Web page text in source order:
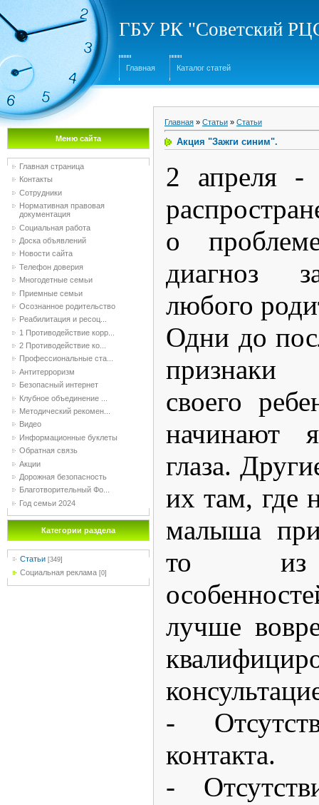
ГБУ РК "Советский
Главная Каталог статей
Меню сайта
Главная страница
Контакты
Сотрудники
Нормативная правовая
документация
Социальная работа
Доска объявлений
Новости сайта
Телефон доверия
Многодетные семьи
Приемные семьи
Осознанное родительство
Реабилитация и ресоц...
1 Противодействие корр...
2 Противодействие ко...
Профессиональные ста...
Антитерроризм
Безопасный интернет
Клубное объединение ...
Методический рекомен...
Видео
Информационные буклеты
Обратная связь
Акции
Дорожная безопасность
Благотворительный Фо...
Год семьи 2024
Категории раздела
Статьи [349]
Социальная реклама [0]
Главная » Статьи » Статьи
Акция "Зажги синим".
2 апреля -
о
диагноз
любого
Одни до
признаки
своего
начинают
глаза.
их там, где
малыша
то из
лучше
-
контакта.
-